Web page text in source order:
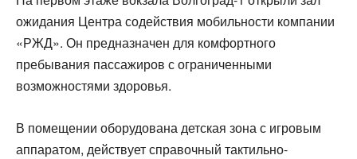
ожидания Центра содействия мобильности компании
«РЖД». Он предназначен для комфортного
пребывания пассажиров с ограниченными
возможностями здоровья.
В помещении оборудована детская зона с игровым
аппаратом, действует справочный тактильно-